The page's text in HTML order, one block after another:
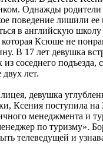
Однажды родители
поведение лишили ее
в английскую
Ксюше не
В 17 лет девушка
из соседнего подъезда,
двух лет.
девушка
Ксения поступила на
менеджмента и
по туризму».
телеведущей и